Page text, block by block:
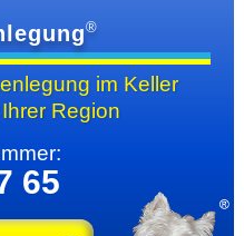
®
im Keller
Region
65